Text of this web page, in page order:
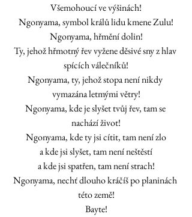
Všemohoucí ve výšinách!
Ngonyama, symbol králů lidu kmene Zulu!
Ngonyama, hřmění dolin!
Ty, jehož hřmotný řev vyžene děsivé sny z hlav
spících válečníků!
Ngonyama, ty, jehož stopa není nikdy
vymazána letmými větry!
Ngonyama, kde je slyšet tvůj řev, tam se
nachází život!
Ngonyama, kde ty jsi cítit, tam není zlo
a kde jsi slyšet, tam není neštěstí
a kde jsi spatřen, tam není strach!
Ngonyama, nechť dlouho kráčíš po planinách
této země!
Bayte!